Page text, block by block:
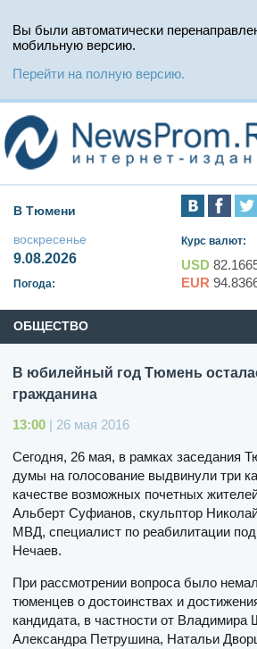
Вы были автоматически
мобильную версию.
Перейти на полную версию.
В Тюмени
воскресенье
9.08.2026
Погода:
Курс валют:
USD
EUR
ОБЩЕСТВО
В юбилейный год Тюмень
гражданина
13:00 | 26 мая 2016
Сегодня, 26 мая, в рамках заседания
думы на голосование выдвинули три
качестве возможных почетных
Альберт Суфианов, скульптор
МВД, специалист по реабилитации
Нечаев.
При рассмотрении вопроса было
тюменцев о достоинствах и
кандидата, в частности от Владимира
Александра Петрушина, Натальи